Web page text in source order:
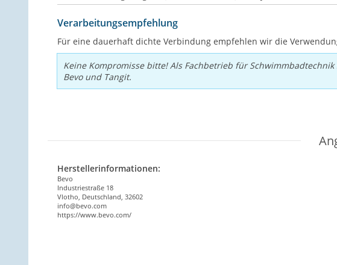
Verarbeitungsempfehlung
Für eine dauerhaft dichte Verbindung empfehlen wir die
Keine Kompromisse bitte! Als Fachbetrieb für
Bevo und Tangit.
Herstellerinformationen:
Bevo
Industriestraße 18
Vlotho, Deutschland, 32602
info@bevo.com
https://www.bevo.com/